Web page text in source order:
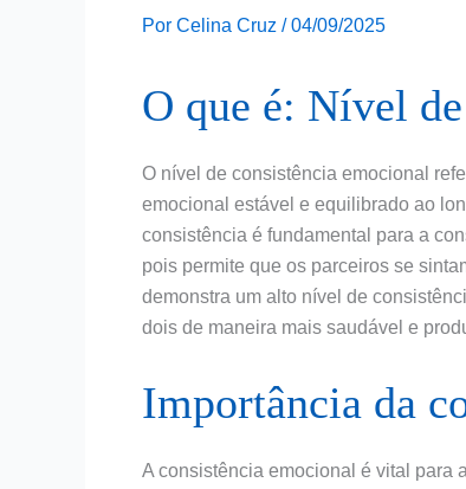
Por Celina Cruz /04/09/2025
O que é: Nível
O nível de consistência emocional
emocional estável e equilibrado ao
consistência é fundamental para a
pois permite que os parceiros se
demonstra um alto nível de
dois de maneira mais saudável e
Importância da
A consistência emocional é vital para